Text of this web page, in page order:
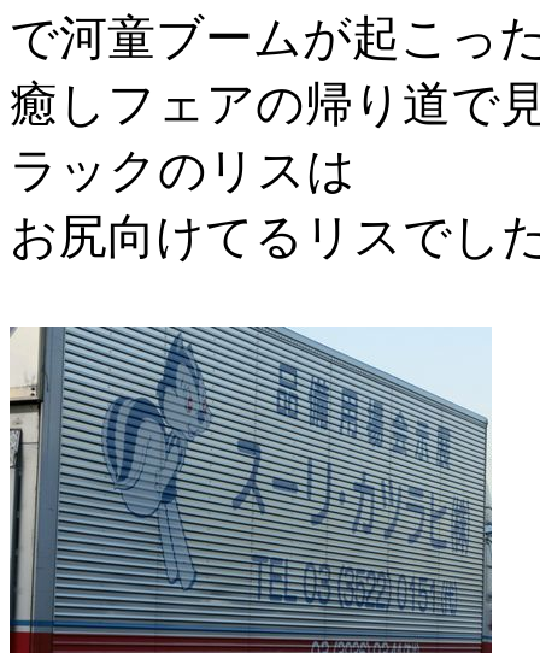
で河童ブームが起こっ
癒しフェアの帰り道で
ラックのリスは
お尻向けてるリスでし